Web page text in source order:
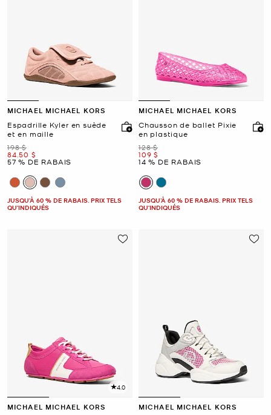
MICHAEL MICHAEL KORS
Espadrille Kyler en suède
et en maille
était
198 $
maintenant
84.50 $
57 % DE RABAIS
JUSQU’À 60 % DE RABAIS. PRIX TELS
QU'INDIQUÉS
MICHAEL MICHAEL KORS
Chausson de ballet Pixie
en plastique
était
128 $
maintenant
109 $
14 % DE RABAIS
JUSQU’À 60 % DE RABAIS. PRIX TELS
QU'INDIQUÉS
4.0
MICHAEL MICHAEL KORS MICHAEL MICHAEL KORS